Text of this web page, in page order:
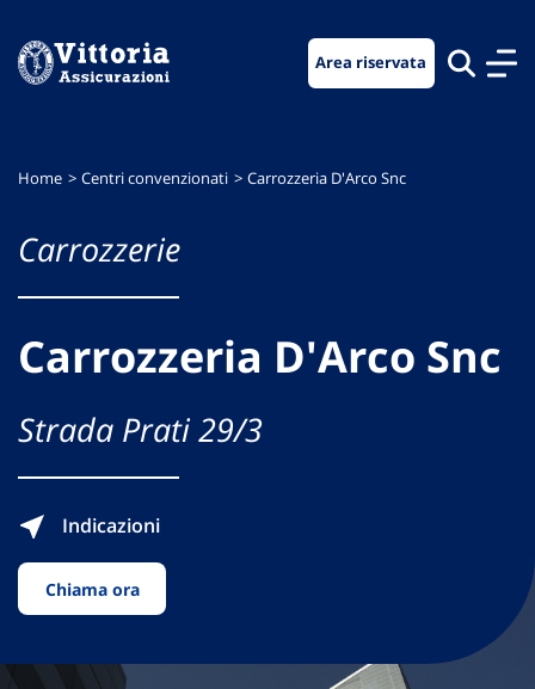
menu
contenuto
footer
Area riservata
Home Centri convenzionati Carrozzeria D'Arco Snc
Carrozzerie
Carrozzeria D'Arco Snc
Strada Prati 29/3
Indicazioni
Chiama ora